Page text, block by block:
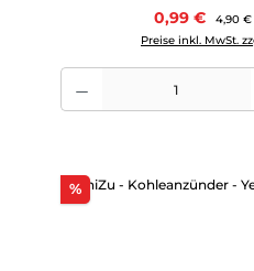
0,99 € 4,90 €
Preise inkl. MwSt.
Produkt Anzahl: Gib den
%Rabatt